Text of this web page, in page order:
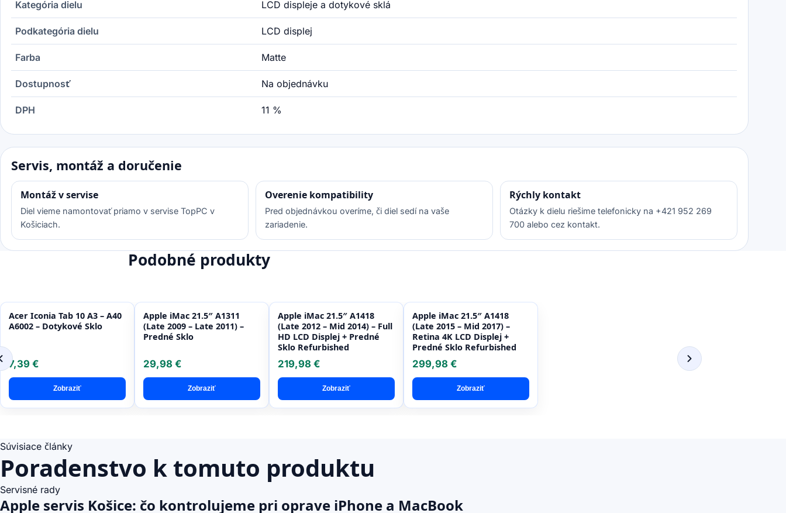
Kategória dielu LCD displeje a dotykové sklá
Podkategória dielu LCD displej
Farba Matte
Dostupnosť Na objednávku
DPH 11 %
Servis, montáž a doručenie
Montáž v servise
Diel vieme namontovať priamo v servise TopPC v
Košiciach.
Overenie kompatibility
Pred objednávkou overíme, či diel sedí na vaše
zariadenie.
Rýchly kontakt
Otázky k dielu riešime telefonicky na +421 952 269
700 alebo cez kontakt.
Podobné produkty
Acer Iconia Tab 10 A3 – A40
A6002 – Dotykové Sklo
7,39 €
Zobraziť
Apple iMac 21.5″ A1311
(Late 2009 – Late 2011) –
Predné Sklo
29,98 €
Zobraziť
Apple iMac 21.5″ A1418
(Late 2012 – Mid 2014) – Full
HD LCD Displej + Predné
Sklo Refurbished
219,98 €
Zobraziť
Apple iMac 21.5″ A1418
(Late 2015 – Mid 2017) –
Retina 4K LCD Displej +
Predné Sklo Refurbished
299,98 €
Zobraziť
Súvisiace články
Poradenstvo k tomuto produktu
Servisné rady
Apple servis Košice: čo kontrolujeme pri oprave iPhone a MacBook